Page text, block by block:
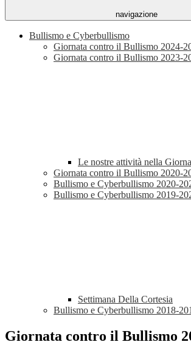
navigazione
Bullismo e Cyberbullismo
Giornata contro il Bullismo 2024-
Giornata contro il Bullismo 2023-
Le nostre attività nella
Giornata contro il Bullismo 2020-
Bullismo e Cyberbullismo 2020-
Bullismo e Cyberbullismo 2019-
Settimana Della Cortesia
Bullismo e Cyberbullismo 2018-
Giornata contro il Bullismo